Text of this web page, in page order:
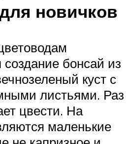
новичков
создание бонсай из
куст с
листьями. Раз
цвести. На
маленькие